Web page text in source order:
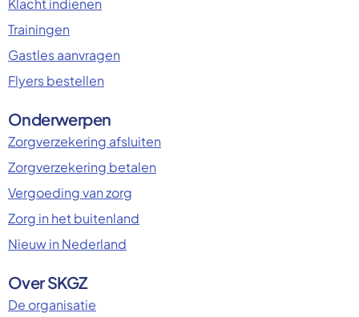
Klacht indienen
Trainingen
Gastles aanvragen
Flyers bestellen
Onderwerpen
Zorgverzekering afsluiten
Zorgverzekering betalen
Vergoeding van zorg
Zorg in het buitenland
Nieuw in Nederland
Over SKGZ
De organisatie